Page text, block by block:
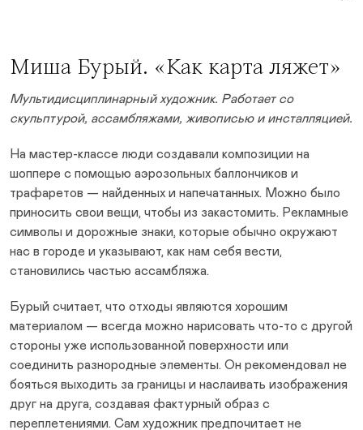
Миша Бурый. «Как карта ляжет»
Мультидисциплинарный художник. Работает со
скульптурой, ассамбляжами, живописью и инсталляцией.
На мастер-классе люди создавали композиции на
шоппере с помощью аэрозольных баллончиков и
трафаретов — найденных и напечатанных. Можно было
приносить свои вещи, чтобы из закастомить. Рекламные
символы и дорожные знаки, которые обычно окружают
нас в городе и указывают, как нам себя вести,
становились частью ассамбляжа.
Бурый считает, что отходы являются хорошим
материалом — всегда можно нарисовать что-то с другой
стороны уже использованной поверхности или
соединить разнородные элементы. Он рекомендовал не
бояться выходить за границы и наслаивать изображения
друг на друга, создавая фактурный образ с
переплетениями. Сам художник предпочитает не